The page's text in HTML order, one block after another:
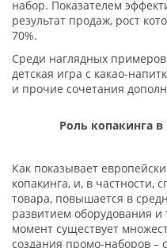
набор. Показателем
результат продаж, рост
70%.
Среди наглядных примеров
детская игра с какао-
и прочие сочетания
Роль копакинга
Как показывает
копакинга, и, в частности,
товара, повышается в
развитием оборудования
момент существует
создания промо-наборов –